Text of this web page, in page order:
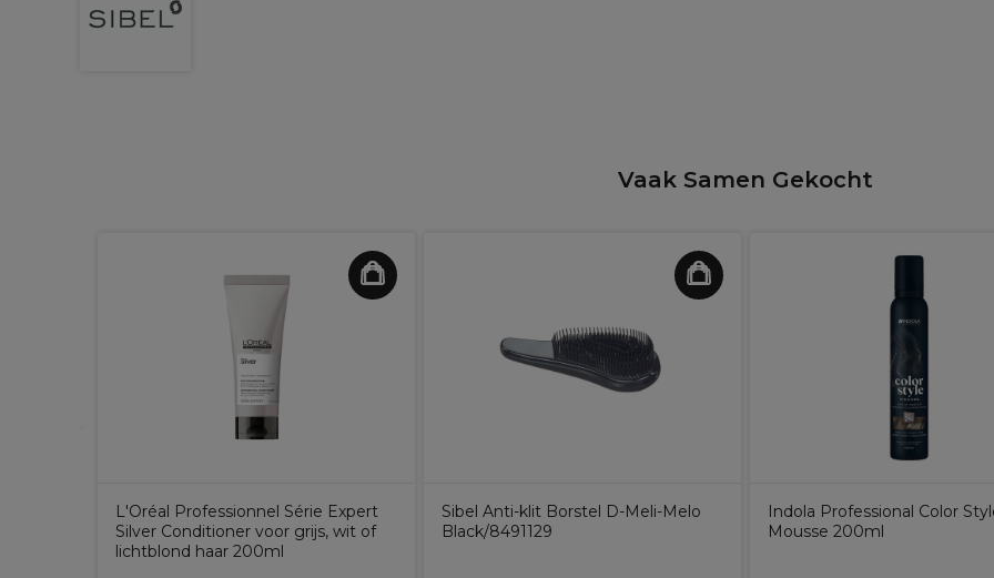
Vaak Samen Gekocht
L'Oréal Professionnel Série Expert
Silver Conditioner voor grijs, wit of
lichtblond haar 200ml
Sibel Anti-klit Borstel D-Meli-Melo
Black/8491129
Indola Professional Color
Mousse 200ml